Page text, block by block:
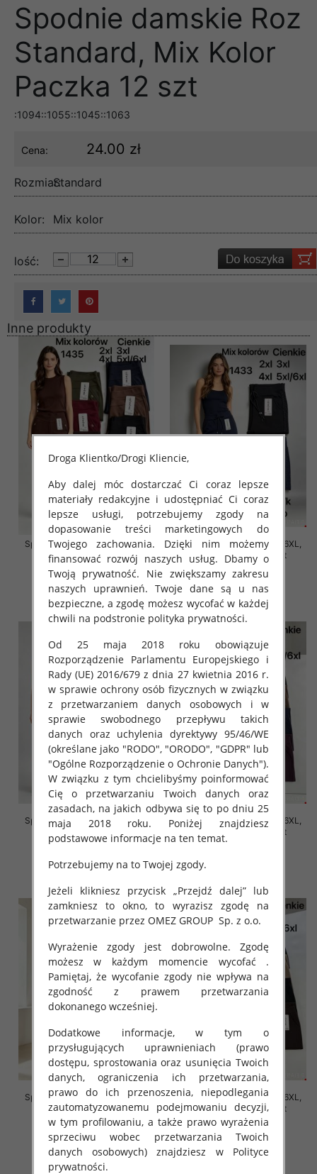
Spodnie damskie Roz
Standard, Mix Kolor
Paczka 12 szt
:1094::1055::1045::1063
Cena: 24.00 zł
Rozmiar:Standard
Kolor: Mix kolor
lość:
Inne produkty
Spodnie damskie Roz 2XL-6XL,
Mix Kolor Paczka 12 szt
16.00 zł
szczegóły
Spodnie damskie Roz 2XL-6XL,
Mix Kolor Paczka 12 szt
16.00 zł
szczegóły
Spodnie damskie Roz 2XL-6XL,
Mix Kolor Paczka 12 szt
szczegóły
Spodnie damskie Roz 2XL-6XL,
Mix Kolor Paczka 12 szt
Spodnie damskie Roz 2XL-6XL,
Mix Kolor Paczka 12 szt
16.00 zł
szczegóły
Spodnie damskie Roz 2XL-6XL,
Mix Kolor Paczka 12 szt
16.00 zł
szczegóły
Droga Klientko/Drogi Kliencie,
Aby dalej móc dostarczać Ci coraz lepsze
materiały redakcyjne i udostępniać Ci coraz
lepsze usługi, potrzebujemy zgody na
dopasowanie treści marketingowych do
Twojego zachowania. Dzięki nim możemy
finansować rozwój naszych usług. Dbamy o
Twoją prywatność. Nie zwiększamy zakresu
naszych uprawnień. Twoje dane są u nas
bezpieczne, a zgodę możesz wycofać w każdej
chwili na podstronie polityka prywatności.
Od 25 maja 2018 roku obowiązuje
Rozporządzenie Parlamentu Europejskiego i
Rady (UE) 2016/679 z dnia 27 kwietnia 2016 r.
w sprawie ochrony osób fizycznych w związku
z przetwarzaniem danych osobowych i w
sprawie swobodnego przepływu takich
danych oraz uchylenia dyrektywy 95/46/WE
(określane jako "RODO", "ORODO", "GDPR" lub
"Ogólne Rozporządzenie o Ochronie Danych").
W związku z tym chcielibyśmy poinformować
Cię o przetwarzaniu Twoich danych oraz
zasadach, na jakich odbywa się to po dniu 25
maja 2018 roku. Poniżej znajdziesz
podstawowe informacje na ten temat.
Potrzebujemy na to Twojej zgody.
Jeżeli klikniesz przycisk „Przejdź dalej” lub
zamkniesz to okno, to wyrazisz zgodę na
przetwarzanie przez OMEZ GROUP Sp. z o.o.
Wyrażenie zgody jest dobrowolne. Zgodę
możesz w każdym momencie wycofać .
Pamiętaj, że wycofanie zgody nie wpływa na
zgodność z prawem przetwarzania
dokonanego wcześniej.
Dodatkowe informacje, w tym o
przysługujących uprawnieniach (prawo
dostępu, sprostowania oraz usunięcia Twoich
danych, ograniczenia ich przetwarzania,
prawo do ich przenoszenia, niepodlegania
zautomatyzowanemu podejmowaniu decyzji,
w tym profilowaniu, a także prawo wyrażenia
sprzeciwu wobec przetwarzania Twoich
danych osobowych) znajdziesz w Polityce
prywatności.